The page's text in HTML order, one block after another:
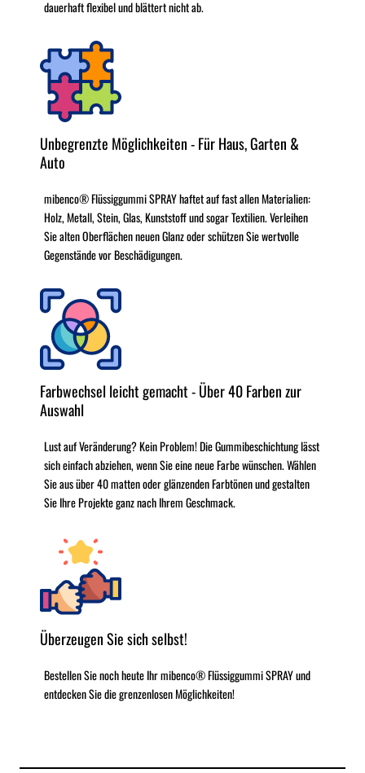
dauerhaft flexibel und blättert nicht ab.
Unbegrenzte Möglichkeiten - Für Haus, Garten &
Auto
mibenco® Flüssiggummi SPRAY haftet auf fast allen Materialien:
Holz, Metall, Stein, Glas, Kunststoff und sogar Textilien. Verleihen
Sie alten Oberflächen neuen Glanz oder schützen Sie wertvolle
Gegenstände vor Beschädigungen.
Farbwechsel leicht gemacht - Über 40 Farben zur
Auswahl
Lust auf Veränderung? Kein Problem! Die Gummibeschichtung lässt
sich einfach abziehen, wenn Sie eine neue Farbe wünschen. Wählen
Sie aus über 40 matten oder glänzenden Farbtönen und gestalten
Sie Ihre Projekte ganz nach Ihrem Geschmack.
Überzeugen Sie sich selbst!
Bestellen Sie noch heute Ihr mibenco® Flüssiggummi SPRAY und
entdecken Sie die grenzenlosen Möglichkeiten!